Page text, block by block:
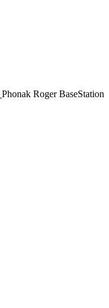
Phonak Roger BaseStation